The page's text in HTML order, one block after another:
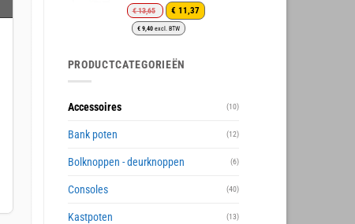
€13,65
Oorspronkelijke
prijs
was:
€ 11,37 Huidige
€9,40excl. BTW
PRODUCTCATEGORIEËN
Accessoires (10)
Bank poten (12)
Bolknoppen - deurknoppen (6)
Consoles (40)
Kastpoten (13)